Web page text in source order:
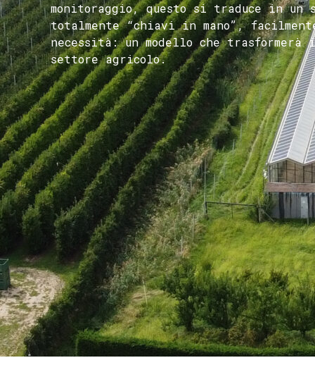
monitoraggio, questo si traduce in un
totalmente “chiavi in mano”,
necessità: un modello che
settore agricolo.